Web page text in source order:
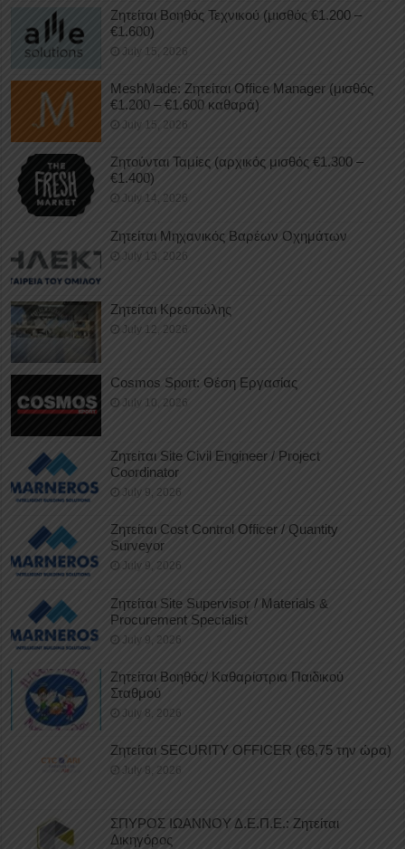
Ζητείται Βοηθός Τεχνικού (μισθός €1.200 –
€1.600)
July 15, 2026
MeshMade: Ζητείται Office Manager (μισθός
€1.200 – €1.600 καθαρά)
July 15, 2026
Ζητούνται Ταμίες (αρχικός μισθός €1.300 –
€1.400)
July 14, 2026
Ζητείται Μηχανικός Βαρέων Οχημάτων
July 13, 2026
Ζητείται Κρεοπώλης
July 12, 2026
Cosmos Sport: Θέση Εργασίας
July 10, 2026
Ζητείται Site Civil Engineer / Project
Coordinator
July 9, 2026
Ζητείται Cost Control Officer / Quantity
Surveyor
July 9, 2026
Ζητείται Site Supervisor / Materials &
Procurement Specialist
July 9, 2026
Ζητείται Βοηθός/ Καθαρίστρια Παιδικού
Σταθμού
July 8, 2026
Ζητείται SECURITY OFFICER (€8,75 την ώρα)
July 8, 2026
ΣΠΥΡΟΣ ΙΩΑΝΝΟΥ Δ.Ε.Π.Ε.: Ζητείται
Δικηγόρος